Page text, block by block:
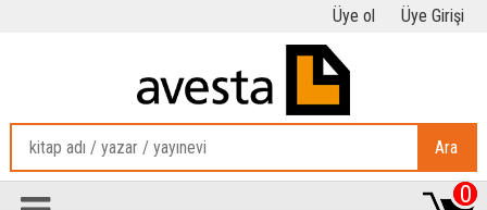
Üye ol Üye Girişi
Ara
0